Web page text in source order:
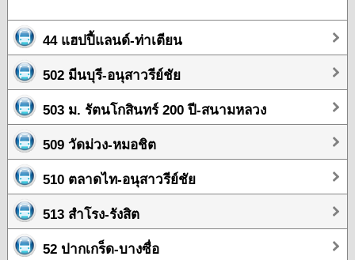
44 แฮปปี้แลนด์-ท่าเตียน
502 มีนบุรี-อนุสาวรีย์ชัย
503 ม. รัตนโกสินทร์ 200 ปี-สนามหลวง
509 วัดม่วง-หมอชิต
510 ตลาดไท-อนุสาวรีย์ชัย
513 สำโรง-รังสิต
52 ปากเกร็ด-บางซื่อ